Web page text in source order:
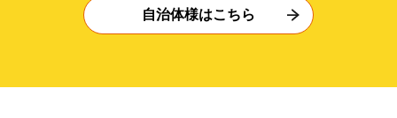
自治体様はこちら